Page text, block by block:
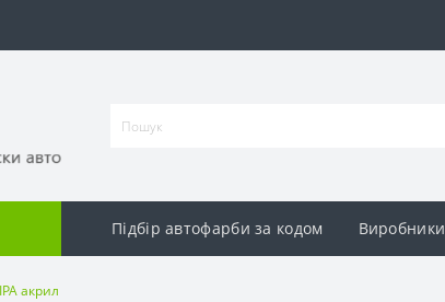
Підбір автофарби за кодом Виробники
акрил